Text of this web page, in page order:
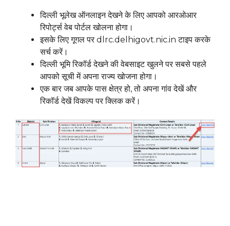
दिल्ली भूलेख ऑनलाइन देखने के लिए आपको आरओआर
रिपोर्ट्स वेब पोर्टल खोलना होगा।
इसके लिए गूगल पर dlrc.delhigovt.nic.in टाइप करके
सर्च करें।
दिल्ली भूमि रिकॉर्ड देखने की वेबसाइट खुलने पर सबसे पहले
आपको सूची में अपना राज्य खोजना होगा।
एक बार जब आपके पास क्षेत्र हो, तो अपना गांव देखें और
रिकॉर्ड देखें विकल्प पर क्लिक करें।